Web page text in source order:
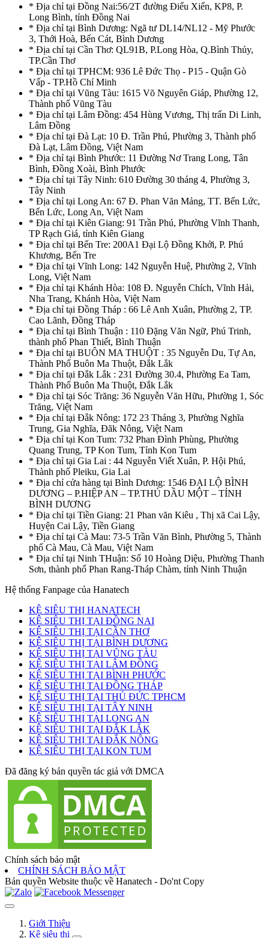
* Địa chỉ tại Đồng Nai:56/2T đường Điểu Xiển, KP8, P.
Long Bình, tỉnh Đồng Nai
* Địa chỉ tại Bình Dương: Ngã tư DL14/NL12 - Mỹ Phước
3, Thới Hoà, Bến Cát, Bình Dương
* Địa chỉ tại Cần Thơ: QL91B, P.Long Hòa, Q.Bình Thủy,
TP.Cần Thơ
* Địa chỉ tại TPHCM: 936 Lê Đức Thọ - P15 - Quận Gò
Vấp - TP.Hồ Chí Minh
* Địa chỉ tại Vũng Tàu: 1615 Võ Nguyên Giáp, Phường 12,
Thành phố Vũng Tàu
* Địa chỉ tại Lâm Đồng: 454 Hùng Vương, Thị trấn Di Linh,
Lâm Đồng
* Địa chỉ tại Đà Lạt: 10 Đ. Trần Phú, Phường 3, Thành phố
Đà Lạt, Lâm Đồng, Việt Nam
* Địa chỉ tại Bình Phước: 11 Đường Nơ Trang Long, Tân
Bình, Đồng Xoài, Bình Phước
* Địa chỉ tại Tây Ninh: 610 Đường 30 tháng 4, Phường 3,
Tây Ninh
* Địa chỉ tại Long An: 67 Đ. Phan Văn Mảng, TT. Bến Lức,
Bến Lức, Long An, Việt Nam
* Địa chỉ tại Kiên Giang: 91 Trần Phú, Phường Vĩnh Thanh,
TP Rạch Giá, tỉnh Kiên Giang
* Địa chỉ tại Bến Tre: 200A1 Đại Lộ Đồng Khởi, P. Phú
Khương, Bến Tre
* Địa chỉ tại Vĩnh Long: 142 Nguyễn Huệ, Phường 2, Vĩnh
Long, Việt Nam
* Địa chỉ tại Khánh Hòa: 108 Đ. Nguyễn Chích, Vĩnh Hải,
Nha Trang, Khánh Hòa, Việt Nam
* Địa chỉ tại Đồng Tháp : 66 Lê Anh Xuân, Phường 2, TP.
Cao Lãnh, Đồng Tháp
* Địa chỉ tại Bình Thuận : 110 Đặng Văn Ngữ, Phú Trinh,
thành phố Phan Thiết, Bình Thuận
* Địa chỉ tại BUÔN MA THUỘT : 35 Nguyễn Du, Tự An,
Thành Phố Buôn Ma Thuột, Đắk Lắk
* Địa chỉ tại Đắk Lắk : 231 Đường 30.4, Phường Ea Tam,
Thành Phố Buôn Ma Thuột, Đắk Lắk
* Địa chỉ tại Sóc Trăng: 36 Nguyễn Văn Hữu, Phường 1, Sóc
Trăng, Việt Nam
* Địa chỉ tại Đắk Nông: 172 23 Tháng 3, Phường Nghĩa
Trung, Gia Nghĩa, Đăk Nông, Việt Nam
* Địa chỉ tại Kon Tum: 732 Phan Đình Phùng, Phường
Quang Trung, TP Kon Tum, Tỉnh Kon Tum
* Địa chỉ tại Gia Lai : 44 Nguyễn Viết Xuân, P. Hội Phú,
Thành phố Pleiku, Gia Lai
* Địa chỉ cửa hàng tại Bình Dương: 1546 ĐẠI LỘ BÌNH
DƯƠNG – P.HIỆP AN – TP.THỦ DẦU MỘT – TỈNH
BÌNH DƯƠNG
* Địa chỉ tại Tiền Giang: 21 Phan văn Kiêu , Thị xã Cai Lậy,
Huyện Cai Lậy, Tiền Giang
* Địa chỉ tại Cà Mau: 73-5 Trần Văn Bình, Phường 5, Thành
phố Cà Mau, Cà Mau, Việt Nam
* Địa chỉ tại Ninh THuận: Số 10 Hoàng Diệu, Phường Thanh
Sơn, thành phố Phan Rang-Tháp Chàm, tỉnh Ninh Thuận
Hệ thống Fanpage của Hanatech
KỆ SIÊU THỊ HANATECH
KỆ SIÊU THỊ TẠI ĐỒNG NAI
KỆ SIÊU THỊ TẠI CẦN THƠ
KỆ SIÊU THỊ TẠI BÌNH DƯƠNG
KỆ SIÊU THỊ TẠI VŨNG TÀU
KỆ SIÊU THỊ TẠI LÂM ĐỒNG
KỆ SIÊU THỊ TẠI BÌNH PHƯỚC
KỆ SIÊU THỊ TẠI ĐỒNG THÁP
KỆ SIÊU THỊ TẠI THỦ ĐỨC TPHCM
KỆ SIÊU THỊ TẠI TÂY NINH
KỆ SIÊU THỊ TẠI LONG AN
KỆ SIÊU THỊ TẠI ĐẮK LẮK
KỆ SIÊU THỊ TẠI ĐẮK NÔNG
KỆ SIÊU THỊ TẠI KON TUM
Đã đăng ký bản quyền tác giả với DMCA
Chính sách bảo mật
CHÍNH SÁCH BẢO MẬT
Bản quyền Website thuộc về Hanatech - Do'nt Copy
Giới Thiệu
Kệ siêu thị